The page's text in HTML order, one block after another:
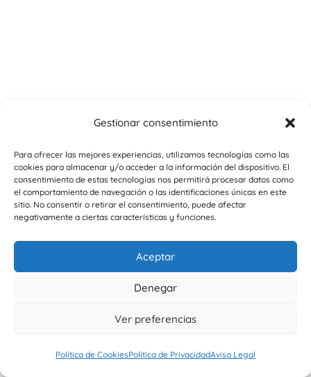
Gestionar consentimiento
Para ofrecer las mejores experiencias, utilizamos tecnologías como las
cookies para almacenar y/o acceder a la información del dispositivo. El
consentimiento de estas tecnologías nos permitirá procesar datos como
el comportamiento de navegación o las identificaciones únicas en este
sitio. No consentir o retirar el consentimiento, puede afectar
negativamente a ciertas características y funciones.
Aceptar
Denegar
Ver preferencias
Política de CookiesPolítica de PrivacidadAviso Legal